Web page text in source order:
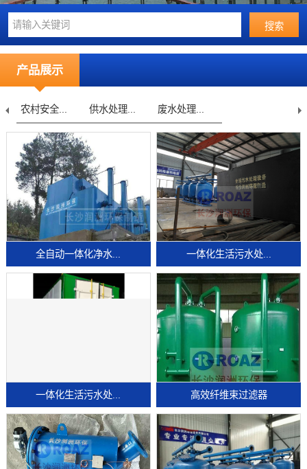
产品展示
农村安全... 供水处理... 废水处理...
全自动一体化净水... 一体化生活污水处...
一体化生活污水处... 高效纤维束过滤器